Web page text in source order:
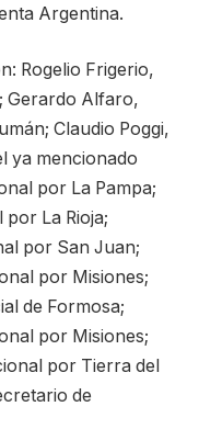
Argentina.
Rogelio Frigerio,
Gerardo Alfaro,
Claudio Poggi,
ya mencionado
por La Pampa;
La Rioja;
por San Juan;
por Misiones;
de Formosa;
por Misiones;
por Tierra del
de